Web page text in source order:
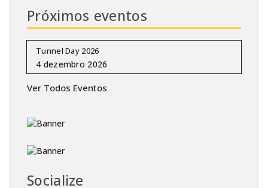
Próximos eventos
Tunnel Day 2026
Ver Todos Eventos
Socialize